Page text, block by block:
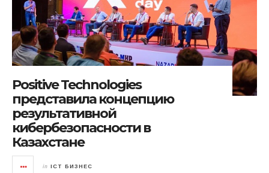
Positive Technologies
представила концепцию
результативной
кибербезопасности в
Казахстане
in ICT БИЗНЕС